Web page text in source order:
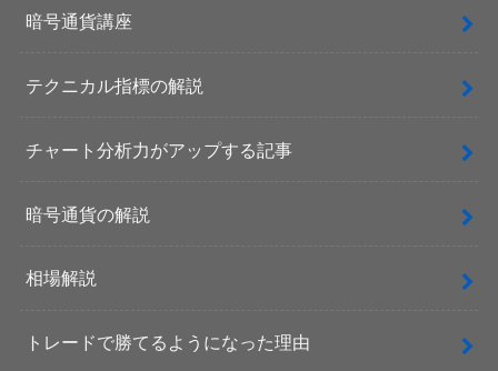
暗号通貨講座
テクニカル指標の解説
チャート分析力がアップする記事
暗号通貨の解説
相場解説
トレードで勝てるようになった理由